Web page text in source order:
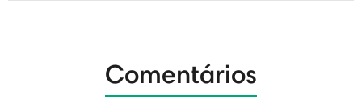
Comentários